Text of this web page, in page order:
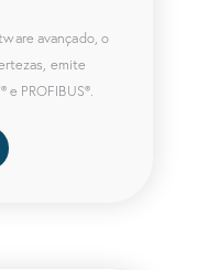
avançado, o
emite
PROFIBUS®.